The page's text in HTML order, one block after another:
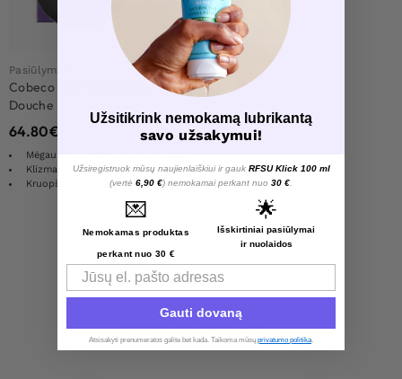
Pasiūlymai
Cobeco Star White 50ml + Anal
Douche
64.80€
Mėgaukitės analiniu seksu saugiai
Klizma ir balinamasis kremas
Kruopščiai išvalo jūsų intymias zonas
Load More Products
1
Rodomi visi rezultatai: 3
Užsitikrink nemokamą lubrikantą
savo užsakymui!
Užsiregistruok mūsų naujienlaiškiui ir gauk RFSU Klick 100 ml
(vertė 6,90 €) nemokamai perkant nuo 30 €
💌
Nemokamas produktas
perkant nuo 30 €
🌟
Išskirtiniai pasiūlymai
ir nuolaidos
Email
Gauti dovaną
Atsisakyti prenumeratos galite bet kada. Taikoma mūsų privatumo politika